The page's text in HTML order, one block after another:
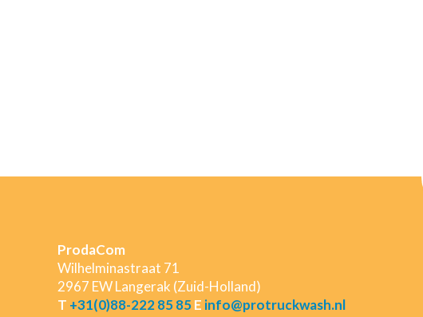
ProdaCom
Wilhelminastraat 71
2967 EW Langerak (Zuid-Holland)
T +31(0)88-222 85 85E info@protruckwash.nl